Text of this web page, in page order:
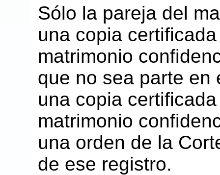
Sólo la pareja del
una copia
matrimonio
que no sea parte en
una copia
matrimonio
una orden de la
de ese registro.